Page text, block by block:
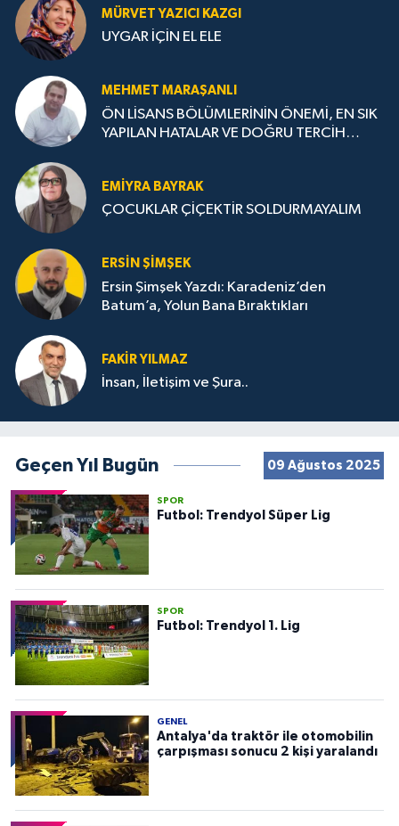
MÜRVET YAZICI KAZGI
UYGAR İÇİN EL ELE
MEHMET MARAŞANLI
ÖN LİSANS BÖLÜMLERİNİN ÖNEMİ, EN SIK
YAPILAN HATALAR VE DOĞRU TERCİH
EMIYRA BAYRAK
ÇOCUKLAR ÇİÇEKTİR SOLDURMAYALIM
ERSIN ŞIMŞEK
Ersin Şimşek Yazdı: Karadeniz’den
Batum’a, Yolun Bana Bıraktıkları
FAKIR YILMAZ
İnsan, İletişim ve Şura..
Geçen Yıl Bugün 09 Ağustos 2025
SPOR
Futbol: Trendyol Süper Lig
SPOR
Futbol: Trendyol 1. Lig
GENEL
Antalya'da traktör ile otomobilin
çarpışması sonucu 2 kişi yaralandı